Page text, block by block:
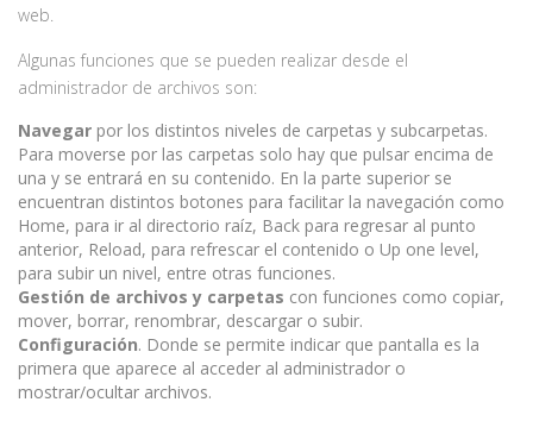
web.
Algunas funciones que se pueden realizar desde el
administrador de archivos son:
Navegar por los distintos niveles de carpetas y subcarpetas.
Para moverse por las carpetas solo hay que pulsar encima de
una y se entrará en su contenido. En la parte superior se
encuentran distintos botones para facilitar la navegación como
Home, para ir al directorio raíz, Back para regresar al punto
anterior, Reload, para refrescar el contenido o Up one level,
para subir un nivel, entre otras funciones.
Gestión de archivos y carpetas con funciones como copiar,
mover, borrar, renombrar, descargar o subir.
Configuración. Donde se permite indicar que pantalla es la
primera que aparece al acceder al administrador o
mostrar/ocultar archivos.